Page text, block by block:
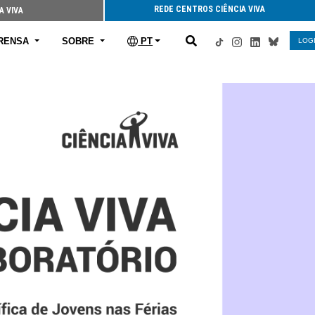
VIVA REDE CENTROS CIÊNCIA VIVA
SOBRE PT